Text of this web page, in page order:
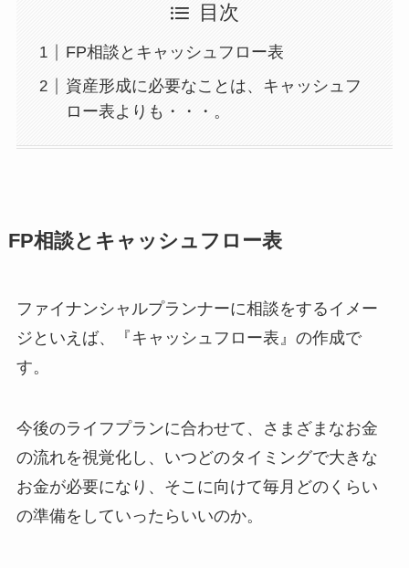
目次
FP相談とキャッシュフロー表
資産形成に必要なことは、キャッシュフ
ロー表よりも・・・。
FP相談とキャッシュフロー表
ファイナンシャルプランナーに相談をするイメー
ジといえば、『キャッシュフロー表』の作成で
す。
今後のライフプランに合わせて、さまざまなお金
の流れを視覚化し、いつどのタイミングで大きな
お金が必要になり、そこに向けて毎月どのくらい
の準備をしていったらいいのか。